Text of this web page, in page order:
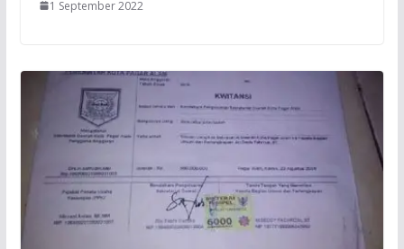
1 September 2022